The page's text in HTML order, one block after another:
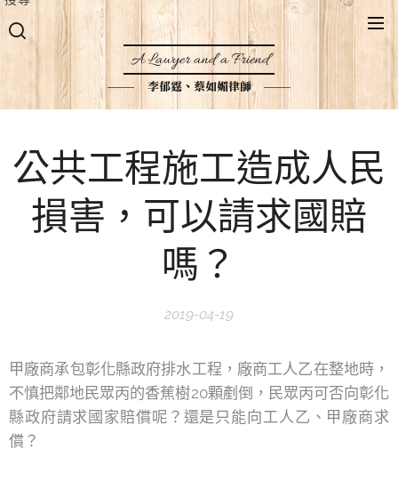
A Lawyer and a Friend
李郁霆、蔡如媚律師
公共工程施工造成人民
損害，可以請求國賠
嗎？
2019-04-19
甲廠商承包彰化縣政府排水工程，廠商工人乙在整地時，
不慎把鄰地民眾丙的香蕉樹20顆剷倒，民眾丙可否向彰化
縣政府請求國家賠償呢？還是只能向工人乙、甲廠商求
償？